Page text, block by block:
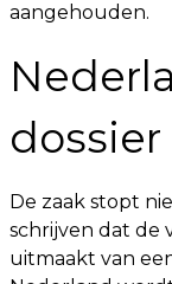
aangehouden.
dossier
De zaak stopt
schrijven dat de
uitmaakt van